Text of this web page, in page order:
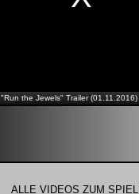
"Run the Jewels" Trailer (01.11.2016)
ALLE VIDEOS ZUM SPIEL